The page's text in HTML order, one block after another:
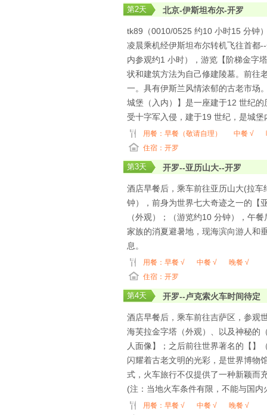
第2天 北京-伊斯坦布尔-开罗
tk89（0010/0525 约10 小时15 分钟
凌晨乘机经伊斯坦布尔转机飞往首都
内参观约1 小时），游览【阶梯金字
状和建筑方法为自己修建陵墓。前往
一。具有伊斯兰风情浓郁的古老市场
城堡（入内）】是一座建于12 世纪
受十字军入侵，建于19 世纪，是城
用餐： 早餐（敬请自理） 中餐 √
住宿：开罗
第3天 开罗--亚历山大--开罗
酒店早餐后，乘车前往亚历山大(拉
钟），前身为世界七大奇迹之一的【
（外观）；（游览约10 分钟），午
家族的消夏避暑地，现海滨向游人和
息。
用餐： 早餐 √ 中餐 √
晚餐 √
住宿：开罗
第4天 开罗--卢克索火车时间待定
酒店早餐后，乘车前往吉萨区，参观
海芙拉金字塔（外观）、以及神秘的
人面像】；之后前往世界著名的【】
闪耀着古老文明的光彩，是世界博物
式，火车旅行不仅提供了一种新颖而
(注：当地火车条件有限，不能与国内
用餐： 早餐 √ 中餐 √
晚餐 √